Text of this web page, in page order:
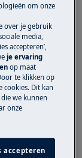
effectuez
om onze
over je gebruik
media,
accepteren’,
je ervaring
op maat
te klikken op
cookies. Dit kan
we kunnen
onze
accepteren